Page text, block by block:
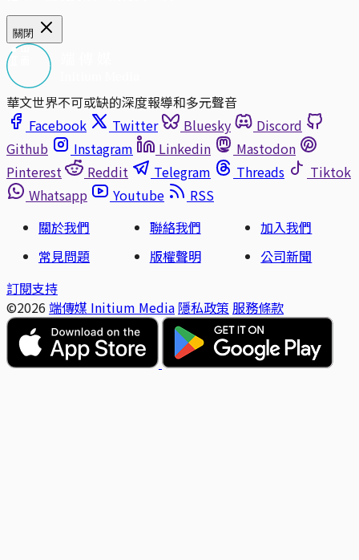
關閉
華文世界不可或缺的深度報導和多元聲音
Facebook
Twitter Bluesky
Discord
Github
Instagram Linkedin
Mastodon
Pinterest
Reddit Telegram Threads
Tiktok
Whatsapp
Youtube
RSS
關於我們
聯絡我們
加入我們
常見問題
版權聲明
公司新聞
訂閱支持
©2026 端傳媒 Initium Media 隱私政策 服務條款